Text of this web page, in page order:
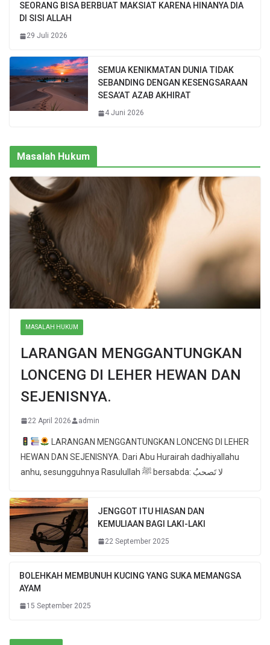
SEORANG BISA BERBUAT MAKSIAT KARENA HINANYA DIA
DI SISI ALLAH
29 Juli 2026
SEMUA KENIKMATAN DUNIA TIDAK
SEBANDING DENGAN KESENGSARAAN
SESA’AT AZAB AKHIRAT
4 Juni 2026
Masalah Hukum
MASALAH HUKUM
LARANGAN MENGGANTUNGKAN
LONCENG DI LEHER HEWAN DAN
SEJENISNYA.
22 April 2026 admin
LARANGAN MENGGANTUNGKAN LONCENG DI LEHER
HEWAN DAN SEJENISNYA. Dari Abu Hurairah dadhiyallahu
anhu, sesungguhnya Rasulullah ﷺ bersabda: لا تَصحبُ
JENGGOT ITU HIASAN DAN
KEMULIAAN BAGI LAKI-LAKI
22 September 2025
BOLEHKAH MEMBUNUH KUCING YANG SUKA MEMANGSA
AYAM
15 September 2025